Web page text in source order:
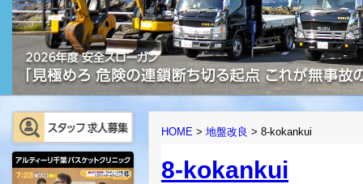
HOME > 地盤改良 > 8-kokankui
8-kokankui